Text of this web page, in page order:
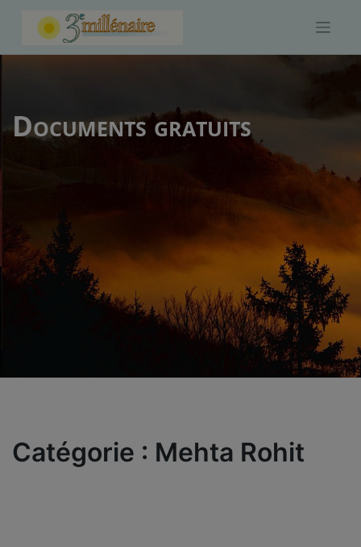
Documents gratuits
Catégorie : Mehta Rohit